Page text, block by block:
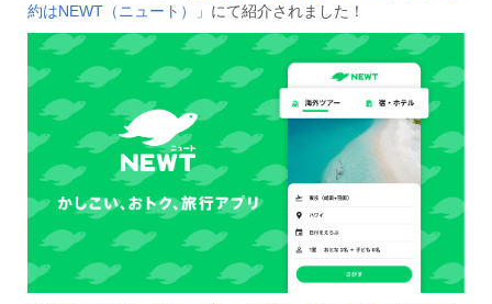
約はNEWT（ニュート）」 にて紹介されました！